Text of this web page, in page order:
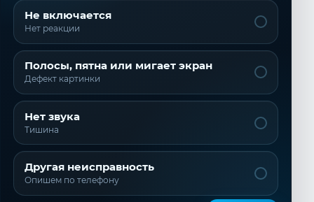
Не включается
Нет реакции
Полосы, пятна или мигает экран
Дефект картинки
Нет звука
Тишина
Другая неисправность
Опишем по телефону